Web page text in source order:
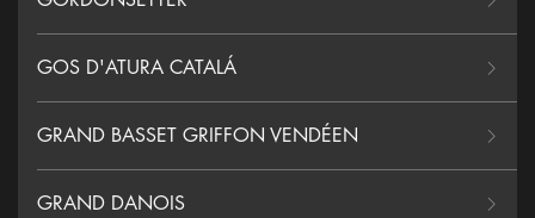
GOS D'ATURA CATALÁ
GRAND BASSET GRIFFON VENDÉEN
GRAND DANOIS